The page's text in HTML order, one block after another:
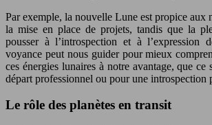
Par exemple, la nouvelle Lune est propice aux
la mise en place de projets, tandis que la
pousser à l’introspection et à l’expression
voyance peut nous guider pour mieux
ces énergies lunaires à notre avantage, que
départ professionnel ou pour une introspection
Le rôle des planètes en transit